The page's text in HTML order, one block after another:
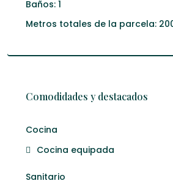
Baños: 1
Metros totales de la parcela:
Comodidades y destacados
Cocina
Cocina equipada
Sanitario